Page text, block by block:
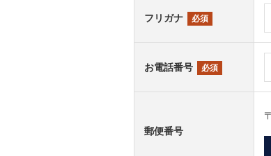
フリガナ 必須
お電話番号 必須
郵便番号
〒